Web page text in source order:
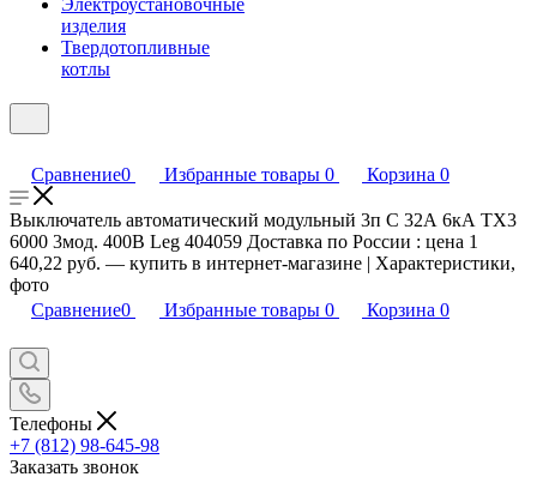
Электроустановочные
изделия
Твердотопливные
котлы
Сравнение0 Избранные товары 0 Корзина 0
Выключатель автоматический модульный 3п C 32А 6кА TX3
6000 3мод. 400В Leg 404059 Доставка по России : цена 1
640,22 руб. — купить в интернет-магазине | Характеристики,
фото
Сравнение0 Избранные товары 0 Корзина 0
Телефоны
+7 (812) 98-645-98
Заказать звонок